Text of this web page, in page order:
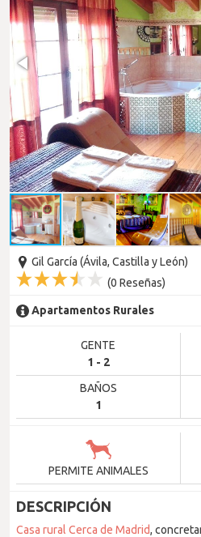
Gil García (Ávila, Castilla y León)
(0 Reseñas)
Apartamentos Rurales
GENTE
1 - 2
BAÑOS
1
PERMITE ANIMALES
DESCRIPCIÓN
Casa rural Cerca de Madrid,